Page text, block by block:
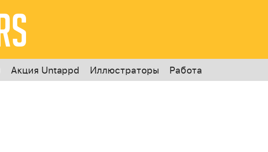
Акция Untappd Иллюстраторы Работа